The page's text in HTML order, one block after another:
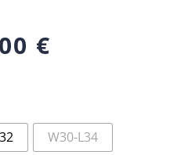
€.
€
είναι:
72,00 €.
W30-L34